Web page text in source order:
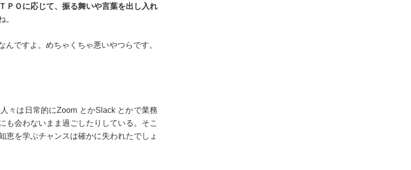
ＰＯに応じて、振る舞いや言葉を出し入れ
。
ですよ。めちゃくちゃ悪いやつらです。
々は日常的にZoom とかSlack とかで業務
も会わないまま過ごしたりしている。そこ
恵を学ぶチャンスは確かに失われたでしょ